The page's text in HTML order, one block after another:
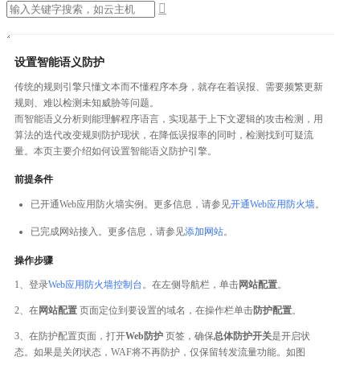

设置智能语义防护
传统的规则引擎只懂文本而不懂程序本身，就存在着误报、需要频繁更新
规则、难以检测未知威胁等问题。
而智能语义分析则能理解程序语言，实现基于上下文逻辑的攻击检测，用
算法的迭代改变规则防护现状，在降低误报率的同时，检测找到可疑流
量。本页主要介绍如何设置智能语义防护引擎。
前提条件
已开通Web应用防火墙实例。更多信息，请参见开通Web应用防火墙。
已完成网站接入。更多信息，请参见添加网站。
操作步骤
1、登录Web应用防火墙控制台 。在左侧导航栏，单击网站配置。
2、在网站配置 页面定位到要设置的域名，在操作栏单击防护配置。
3、在防护配置页面，打开Web防护 页签，确保总体防护开关是开启状
态。如果是关闭状态，WAF将不再防护，仅保留转发流量功能。如图